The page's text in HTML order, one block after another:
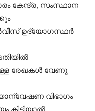
കേന്ദ്ര, സംസ്ഥാന
ഉദ്യോഗസ്ഥർ
രേഖകൾ വേണു
വിഭാഗം
കിട്ടിയാൽ